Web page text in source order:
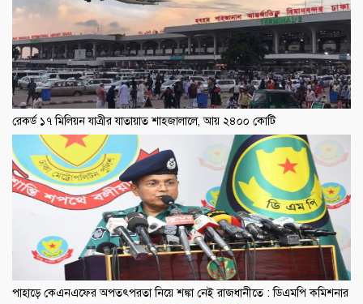
রেকর্ড ১৭ মিলিয়ন যাত্রীর যাতায়াত শাহজালালে, আয় ২৪০০ কোটি
পাহাড়ে কেএনএফের অপতৎপরতা নিয়ে শঙ্কা নেই রাজধানীতে : ডিএমপি কমিশনার